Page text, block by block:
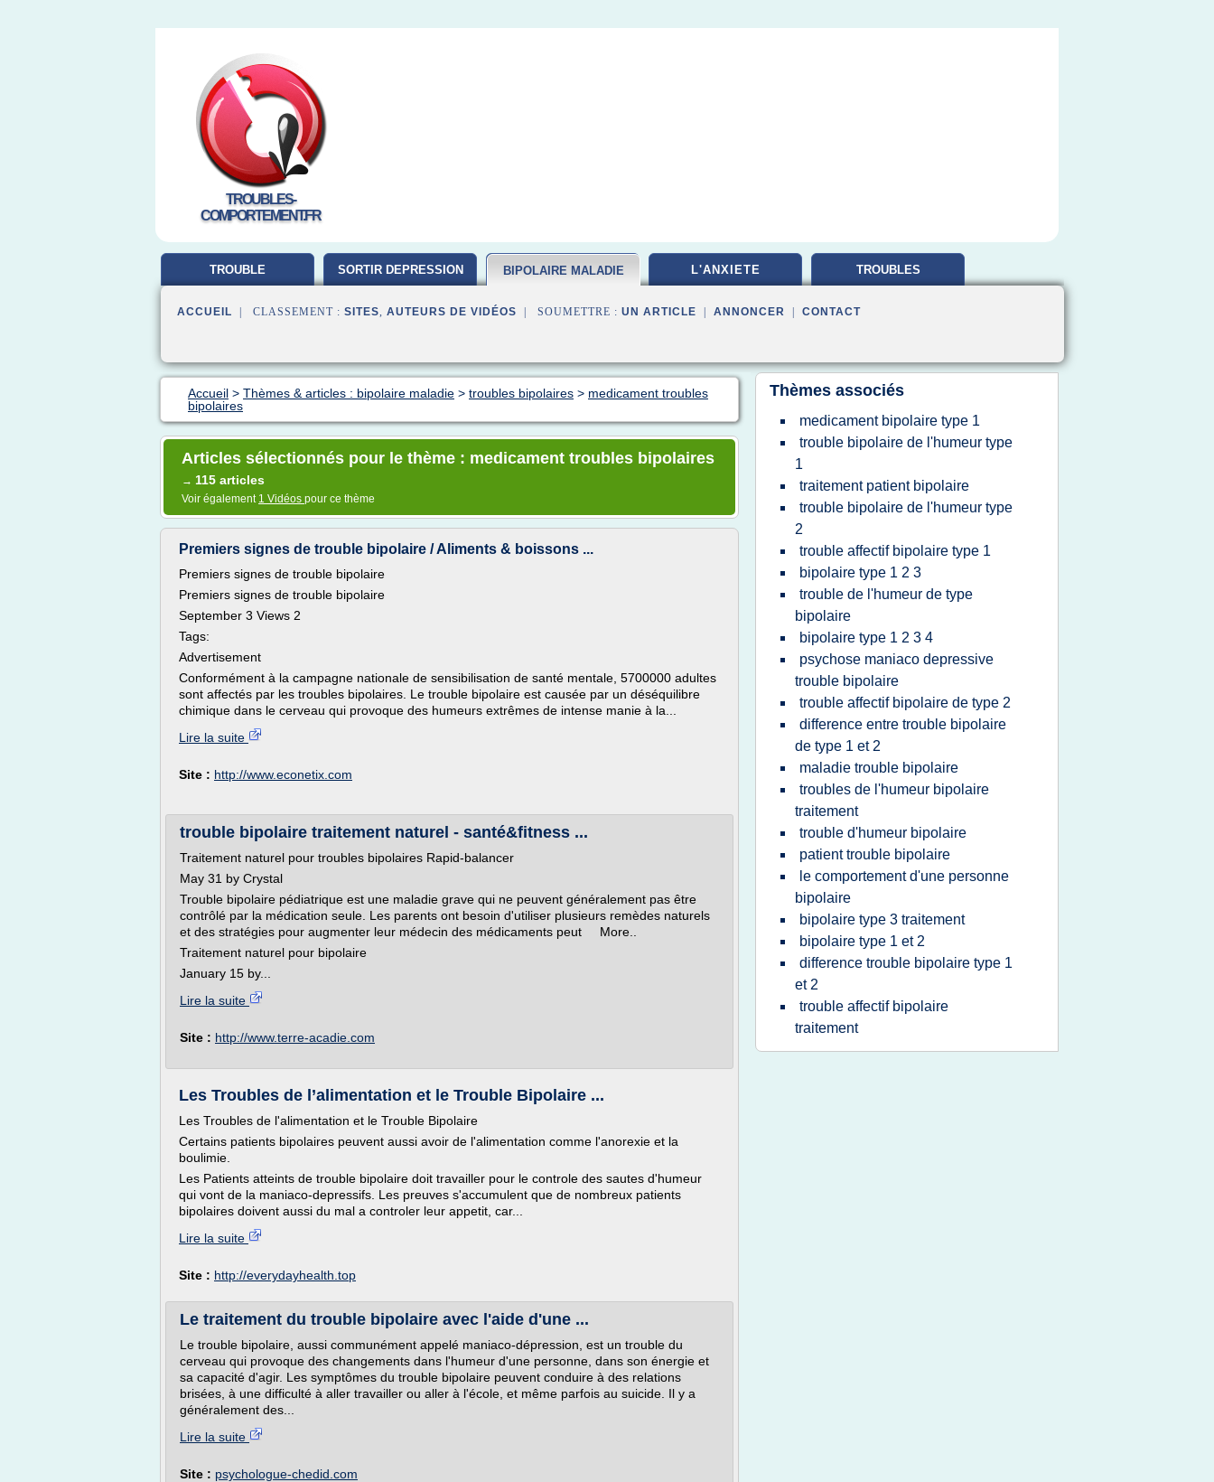
TROUBLES-
COMPORTEMENT.FR
TROUBLE SORTIR DEPRESSION BIPOLAIRE MALADIE L'ANXIETE TROUBLES
ACCUEIL | CLASSEMENT : SITES, AUTEURS DE VIDÉOS | SOUMETTRE : UN ARTICLE ANNONCER CONTACT
Accueil > Thèmes & articles : bipolaire maladie > troubles bipolaires > medicament troubles
bipolaires
Articles sélectionnés pour le thème : medicament troubles bipolaires
→ 115 articles
Voir également 1 Vidéos pour ce thème
Premiers signes de trouble bipolaire / Aliments & boissons ...
Premiers signes de trouble bipolaire
Premiers signes de trouble bipolaire
September 3 Views 2
Tags:
Advertisement
Conformément à la campagne nationale de sensibilisation de santé mentale, 5700000 adultes
sont affectés par les troubles bipolaires. Le trouble bipolaire est causée par un déséquilibre
chimique dans le cerveau qui provoque des humeurs extrêmes de intense manie à la...
Lire la suite
Site : http://www.econetix.com
trouble bipolaire traitement naturel - santé&fitness ...
Traitement naturel pour troubles bipolaires Rapid-balancer
May 31 by Crystal
Trouble bipolaire pédiatrique est une maladie grave qui ne peuvent généralement pas être
contrôlé par la médication seule. Les parents ont besoin d'utiliser plusieurs remèdes naturels
et des stratégies pour augmenter leur médecin des médicaments peut More..
Traitement naturel pour bipolaire
January 15 by...
Lire la suite
Site : http://www.terre-acadie.com
Les Troubles de l’alimentation et le Trouble Bipolaire ...
Les Troubles de l'alimentation et le Trouble Bipolaire
Certains patients bipolaires peuvent aussi avoir de l'alimentation comme l'anorexie et la
boulimie.
Les Patients atteints de trouble bipolaire doit travailler pour le controle des sautes d'humeur
qui vont de la maniaco-depressifs. Les preuves s'accumulent que de nombreux patients
bipolaires doivent aussi du mal a controler leur appetit, car...
Lire la suite
Site : http://everydayhealth.top
Le traitement du trouble bipolaire avec l'aide d'une ...
Le trouble bipolaire, aussi communément appelé maniaco-dépression, est un trouble du
cerveau qui provoque des changements dans l'humeur d'une personne, dans son énergie et
sa capacité d'agir. Les symptômes du trouble bipolaire peuvent conduire à des relations
brisées, à une difficulté à aller travailler ou aller à l'école, et même parfois au suicide. Il y a
généralement des...
Lire la suite
Site : psychologue-chedid.com
Thèmes associés
medicament bipolaire type 1
trouble bipolaire de l'humeur type
1
traitement patient bipolaire
trouble bipolaire de l'humeur type
2
trouble affectif bipolaire type 1
bipolaire type 1 2 3
trouble de l'humeur de type
bipolaire
bipolaire type 1 2 3 4
psychose maniaco depressive
trouble bipolaire
trouble affectif bipolaire de type 2
difference entre trouble bipolaire
de type 1 et 2
maladie trouble bipolaire
troubles de l'humeur bipolaire
traitement
trouble d'humeur bipolaire
patient trouble bipolaire
le comportement d'une personne
bipolaire
bipolaire type 3 traitement
bipolaire type 1 et 2
difference trouble bipolaire type 1
et 2
trouble affectif bipolaire
traitement